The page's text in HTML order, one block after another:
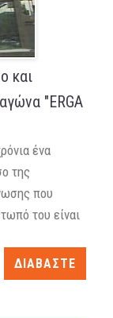
και
"ERGA
ένα
της
που
του είναι
ΔΙΑΒΑΣΤΕ